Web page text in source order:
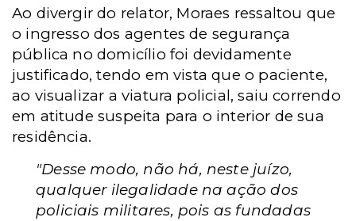
Ao divergir do relator, Moraes ressaltou que
o ingresso dos agentes de segurança
pública no domicílio foi devidamente
justificado, tendo em vista que o paciente,
ao visualizar a viatura policial, saiu correndo
em atitude suspeita para o interior de sua
residência.
"Desse modo, não há, neste juízo,
qualquer ilegalidade na ação dos
policiais militares, pois as fundadas